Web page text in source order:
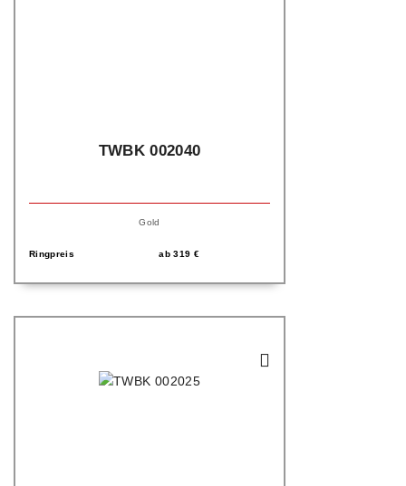
TWBK 002040
Gold
Ringpreis ab319 €